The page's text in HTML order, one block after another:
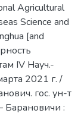
Agricultural
Science and
[and
IV Науч.-
2021 г. /
гос. ун-т
Барановичи :